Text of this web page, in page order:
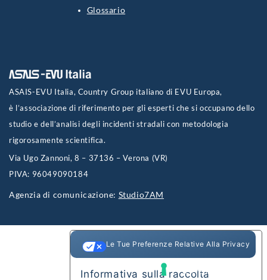
ASAIS-EVU Italia, Country Group italiano di EVU Europa,
è l’associazione di riferimento per gli esperti che si occupano dello
studio e dell’analisi degli incidenti stradali con metodologia
rigorosamente scientifica.
Via Ugo Zannoni, 8 – 37136 – Verona (VR)
PIVA: 96049090184
Agenzia di comunicazione: Studio7AM
Glossario
Informativa sulla raccolta
Le Tue Preferenze Relative Alla Privacy